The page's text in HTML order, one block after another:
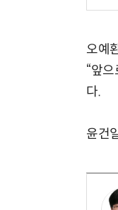
오예
“앞
다.
윤건